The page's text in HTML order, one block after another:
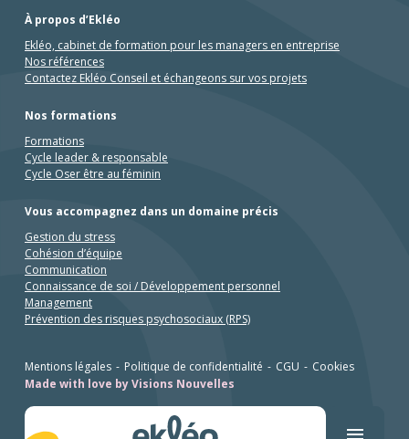
Salut c'est nous...
les Cookies !
On a attendu d'être sûrs que le contenu de
déranger, mais on aimerait bien vous accompagner pendant votre
C'est OK pour vous ?
Pour modifier vos préférences par la suite, cliquez sur le lien
'Préférences de cookies' situé dans le pied de page.
Lire la politique de confidentialité
Partage de données avec Google
Mesure d'audience & Analytics
Consentements certifiés par
À propos d’Ekléo
Ekléo, cabinet de formation pour les managers en entreprise
Nos références
Contactez Ekléo Conseil et échangeons sur vos projets
Nos formations
Formations
Cycle leader & responsable
Cycle Oser être au féminin
Vous accompagnez dans un domaine précis
Gestion du stress
Cohésion d’équipe
Communication
Connaissance de soi / Développement personnel
Management
Prévention des risques psychosociaux (RPS)
Mentions légales Politique de confidentialité CGU
Cookies
Made with love by Visions Nouvelles